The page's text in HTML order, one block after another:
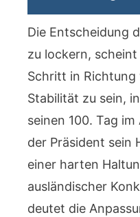
Die Entscheidung
zu lockern,
Schritt in
Stabilität zu sein,
seinen 100. Tag
der Präsident sein
einer harten
ausländischer
deutet die